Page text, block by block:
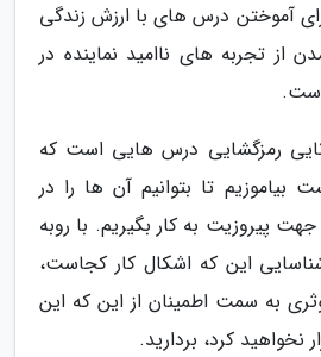
آموختن درس های با ارزش زندگی
از تجربه های ناامید نماینده در
رمزگشایی درس هایی است که
تا بتوانیم آن ها را در
پیروزیت به کار بگیریم. با روبه
این که اشکال کار کجاست،
به سمت اطمینان از این که این
نخواهید کرد، بردارید.